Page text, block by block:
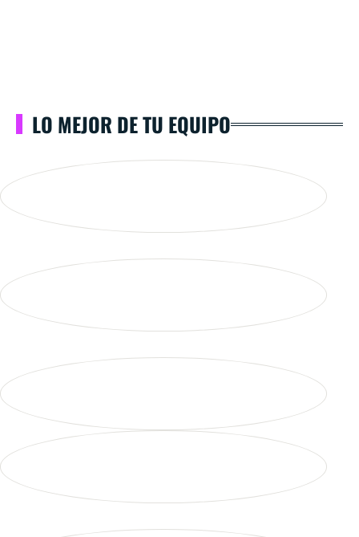
LO MEJOR DE TU EQUIPO